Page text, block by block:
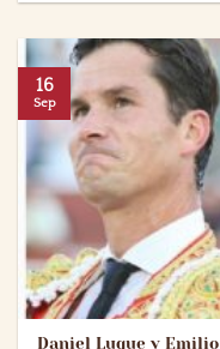
Daniel Luque y
16
Sep